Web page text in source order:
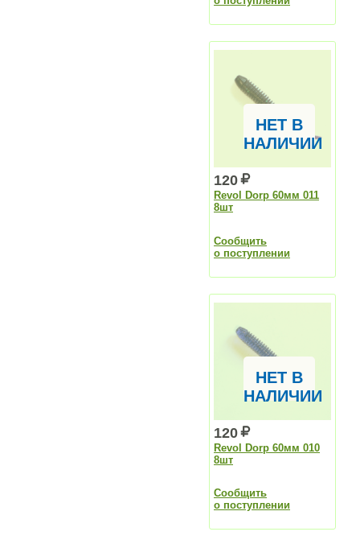
НЕТ В
НАЛИЧИИ
120
Revol Dorp 60мм 011
8шт
Сообщить
о поступлении
НЕТ В
НАЛИЧИИ
120
Revol Dorp 60мм 010
8шт
Сообщить
о поступлении